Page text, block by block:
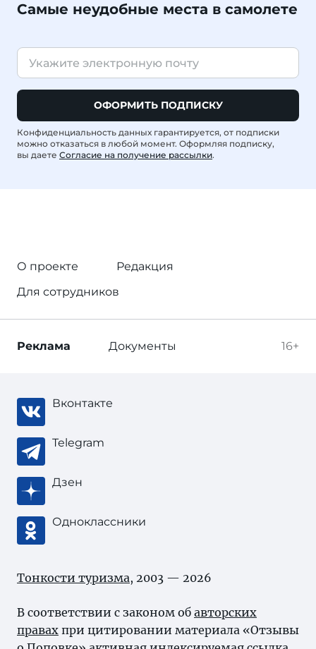
Самые неудобные места в самолете
ОФОРМИТЬ ПОДПИСКУ
Конфиденциальность данных гарантируется, от подписки
можно отказаться в любой момент. Оформляя подписку,
вы даете Согласие на получение рассылки.
О проекте
Редакция
Для сотрудников
16+
Реклама Документы
Вконтакте
Telegram
Дзен
Одноклассники
Тонкости туризма, 2003 — 2026
В соответствии с законом об авторских
правах при цитировании материала «Отзывы